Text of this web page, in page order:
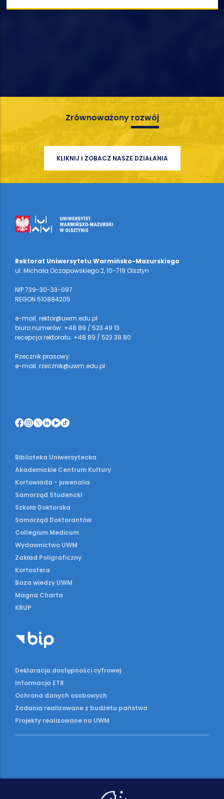
Zrównoważony rozwój
KLIKNIJ I ZOBACZ NASZE DZIAŁANIA
Rektorat Uniwersytetu Warmińsko-Mazurskiego
ul. Michała Oczapowskiego 2, 10-719 Olsztyn
NIP 739-30-33-097
REGON 510884205
e-mail: rektor@uwm.edu.pl
biuro numerów: +48 89 / 523 49 13
recepcja rektoratu: +48 89 / 523 38 80
Rzecznik prasowy:
e-mail: rzecznik@uwm.edu.pl
Biblioteka Uniwersytecka
Akademickie Centrum Kultury
Kortowiada - juwenalia
Samorząd Studencki
Szkoła Doktorska
Samorząd Doktorantów
Collegium Medicum
Wydawnictwo UWM
Zakład Poligraficzny
Kortosfera
Baza wiedzy UWM
Magna Charta
KRUP
Deklaracja dostępności cyfrowej
Informacja ETR
Ochrona danych osobowych
Zadania realizowane z budżetu państwa
Projekty realizowane na UWM